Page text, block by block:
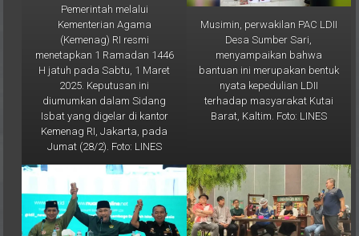
Kementerian Agama
(Kemenag) RI resmi
menetapkan 1 Ramadan 1446
H jatuh pada Sabtu, 1 Maret
2025. Keputusan ini
diumumkan dalam Sidang
Isbat yang digelar di kantor
Kemenag RI, Jakarta, pada
Jumat (28/2). Foto: LINES
Musimin, perwakilan PAC LDII
Desa Sumber Sari,
menyampaikan bahwa
bantuan ini merupakan bentuk
nyata kepedulian LDII
terhadap masyarakat Kutai
Barat, Kaltim. Foto: LINES